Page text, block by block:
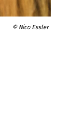
© Nico Essler